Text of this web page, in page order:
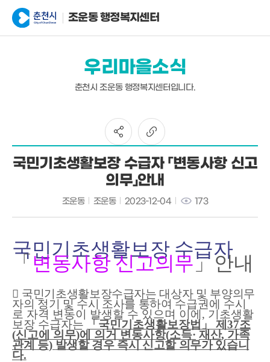
조운동 행정복지센터
우리마을소식
춘천시 조운동 행정복지센터입니다.
국민기초생활보장 수급자 「변동사항 신고
의무」안내
조운동 조운동 2023-12-04 173
국민기초생활보장 수급자
「 변동사항 신고의무」 안내
 국민기초생활보장수급자는 대상자 및 부양의무
자의 정기 및 수시 조사를 통하여 수급권에 수시
로 자격 변동이 발생할 수 있으며 이에 , 기초생활
보장 수급자는
「 국민기초생활보장법 」 제 37조
(신고에 의무)에 의거 변동사항(소득· 재산, 가족
관계 등) 발생할 경우 즉시 신고할 의무가 있습니
다.